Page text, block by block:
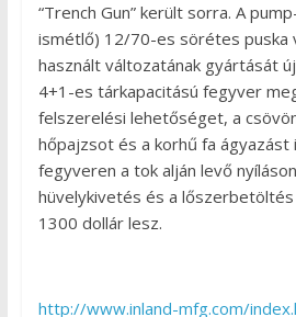
“Trench Gun” került sorra. A
ismétlő) 12/70-es sörétes puska
használt változatának gyártását
4+1-es tárkapacitású fegyver
felszerelési lehetőséget, a
hőpajzsot és a korhű fa ágyazást
fegyveren a tok alján levő
hüvelykivetés és a
1300 dollár lesz.
http://www.inland-mfg.com/